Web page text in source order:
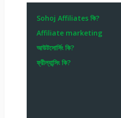
Sohoj Affiliates কি?
Affiliate marketing
আউটসোর্সিং কি?
ফ্রীল্যান্সিং কি?